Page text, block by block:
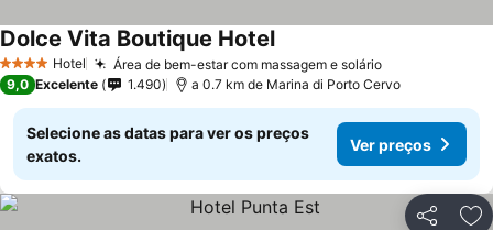
4 EstrelasHotel Área de bem-estar com massagem e solárioVer preços
Dolce Vita Boutique HotelVer preços
9,0 Excelente 1.490 a 0.7 km de Marina di Porto Cervo
Selecione as datas para ver os preços
exatos.
Ver preços
Partilhar